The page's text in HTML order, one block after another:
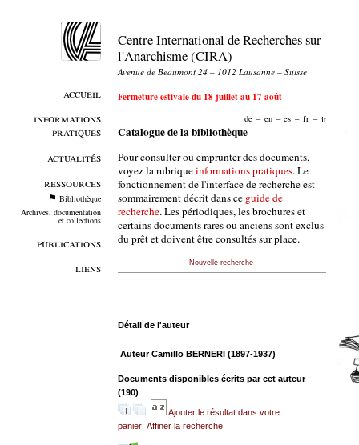
accueil
informations
pratiques
actualités
ressources
Bibliothèque
Archives, documentation
et collections
publications
liens
Centre International de Recherches sur
l'Anarchisme (CIRA)
Avenue de Beaumont 24 – 1012 Lausanne – Suisse
Fermeture estivale du 18 juillet au 17 août
de – en – es – fr – it
Catalogue de la bibliothèque
Pour consulter ou emprunter des documents,
voyez la rubriqueinformations pratiques. Le
fonctionnement de l'interface de recherche est
sommairement décrit dans ce guide de
recherche. Les périodiques, les brochures et
certains documents rares ou anciens sont exclus
du prêt et doivent être consultés sur place.
Nouvelle recherche
Détail de l'auteur
Auteur Camillo BERNERI (1897-1937)
Documents disponibles écrits par cet auteur
(190)
Ajouter le résultat dans votre
panier Affiner la recherche